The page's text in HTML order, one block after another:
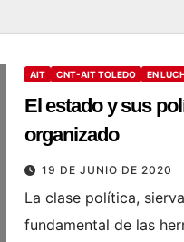
AIT CNT-AIT TOLEDO EN
El estado y sus
organizado
19 DE JUNIO DE 2020
La clase política,
fundamental de las